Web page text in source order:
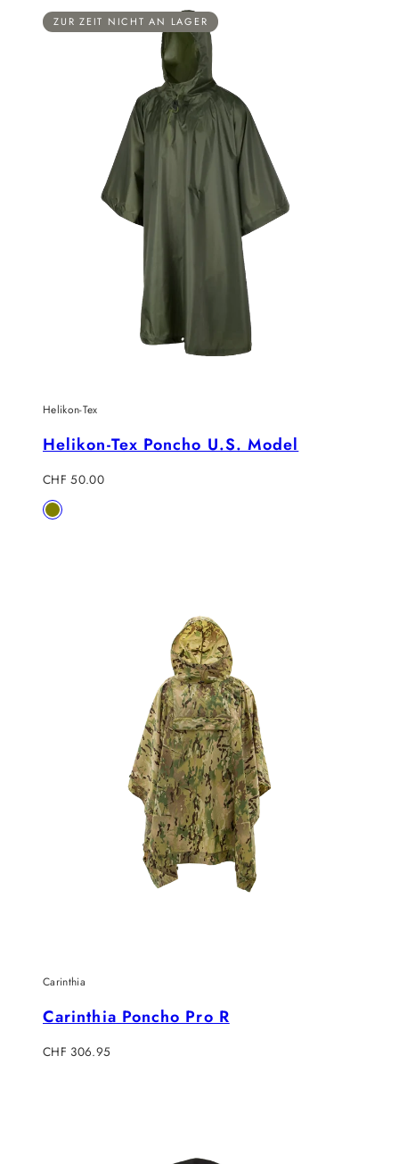
ZUR ZEIT NICHT AN LAGER
Helikon-Tex
Helikon-Tex Poncho U.S. Model
Regulärer
Preis
CHF 50.00
Verfügbar
Olive
Carinthia
Carinthia Poncho Pro R
Verkaufspreis
CHF 306.95